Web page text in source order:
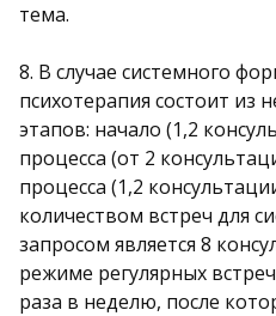
тема.
8. В случае системного
психотерапия состоит из
этапов: начало (1,2
процесса (от 2
процесса (1,2
количеством встреч для
запросом является 8
режиме регулярных
раза в неделю, после